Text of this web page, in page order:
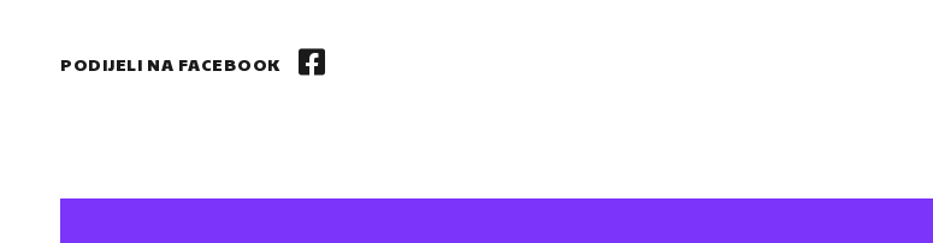
PODIJELI NA FACEBOOK